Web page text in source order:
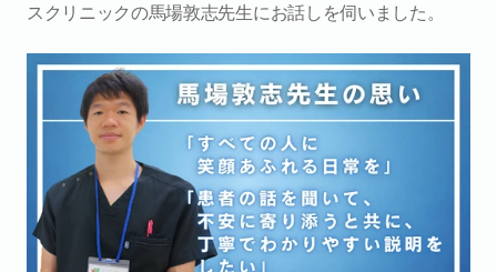
スクリニックの馬場敦志先生にお話しを伺いました。